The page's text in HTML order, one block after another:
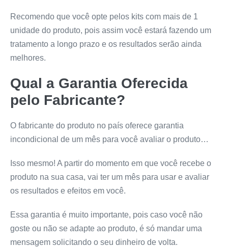
Recomendo que você opte pelos kits com mais de 1
unidade do produto, pois assim você estará fazendo um
tratamento a longo prazo e os resultados serão ainda
melhores.
Qual a Garantia Oferecida
pelo Fabricante?
O fabricante do produto no país oferece garantia
incondicional de um mês para você avaliar o produto…
Isso mesmo! A partir do momento em que você recebe o
produto na sua casa, vai ter um mês para usar e avaliar
os resultados e efeitos em você.
Essa garantia é muito importante, pois caso você não
goste ou não se adapte ao produto, é só mandar uma
mensagem solicitando o seu dinheiro de volta.